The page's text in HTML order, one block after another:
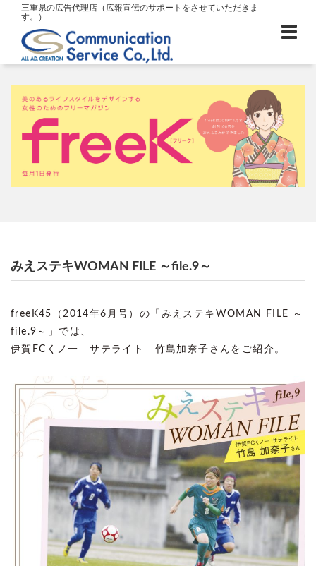
三重県の広告代理店（広報宣伝のサポートをさせていただきま
す。）
みえステキWOMAN FILE ～file.9～
freeK45（2014年6月号）の「みえステキWOMAN FILE ～
file.9～」では、
伊賀FCくノ一 サテライト 竹島加奈子さんをご紹介。